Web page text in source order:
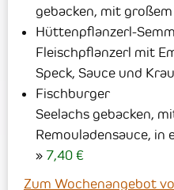
gebacken, mit
Hüttenpflanzerl-
Fleischpflanzerl mit
Speck, Sauce und
Fischburger
Seelachs gebacken,
Remouladensauce, in
7,40 €
Zum Wochenangebot